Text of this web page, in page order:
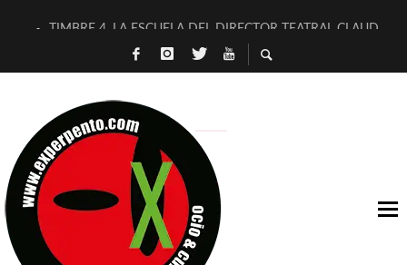
TIMBRE 4, LA ESCUELA DEL DIRECTOR TEATRAL CLAUDIO
30 AÑOS (NO ES NADA) DE LA KATARSIS DEL TOMATAZO
D’BALDOMEROS REINVENTAN [BITÁCORA 3.0] EN EXVITA
MARSHALL FLASH PRESENTA EN EXVITA [RELATIVA
JOFRE BARDAGÍ EN EXVITA INTERPRETANDO A SERRAT
YORCH PRESENTA [CURSO DE ARMONÍA PERSECUTORIA]
MAGALÍ SARE NOS EXPLICA [DESCASADA]